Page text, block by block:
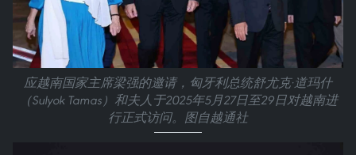
应越南国家主席梁强的邀请，匈牙利总统舒尤克·道玛什
（Sulyok Tamas）和夫人于2025年5月27日至29日对越南进
行正式访问。图自越通社